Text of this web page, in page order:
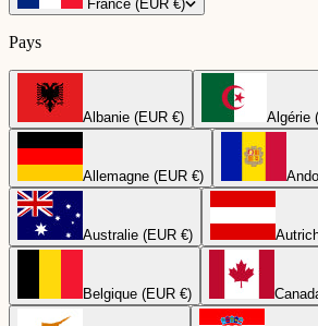
France (EUR €)
Pays
Albanie (EUR €) Algérie
Allemagne (EUR €)
Australie (EUR €)
Belgique (EUR €)